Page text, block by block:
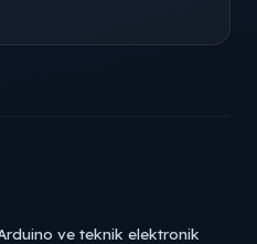
ve teknik elektronik